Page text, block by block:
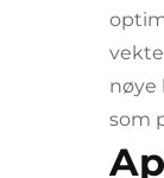
nøye
som